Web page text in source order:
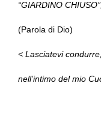
“GIARDINO
(Parola di Dio)
< Lasciatevi
nell’intimo del mio